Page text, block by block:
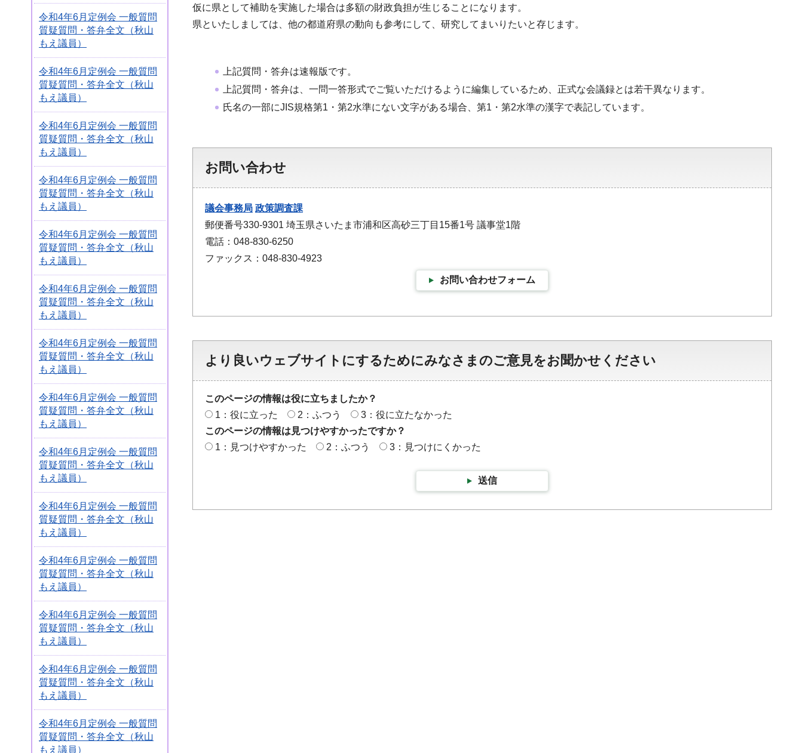
令和4年6月定例会 一般質問
質疑質問・答弁全文（秋山
もえ議員）
令和4年6月定例会 一般質問
質疑質問・答弁全文（秋山
もえ議員）
令和4年6月定例会 一般質問
質疑質問・答弁全文（秋山
もえ議員）
令和4年6月定例会 一般質問
質疑質問・答弁全文（秋山
もえ議員）
令和4年6月定例会 一般質問
質疑質問・答弁全文（秋山
もえ議員）
令和4年6月定例会 一般質問
質疑質問・答弁全文（秋山
もえ議員）
令和4年6月定例会 一般質問
質疑質問・答弁全文（秋山
もえ議員）
令和4年6月定例会 一般質問
質疑質問・答弁全文（秋山
もえ議員）
令和4年6月定例会 一般質問
質疑質問・答弁全文（秋山
もえ議員）
令和4年6月定例会 一般質問
質疑質問・答弁全文（秋山
もえ議員）
令和4年6月定例会 一般質問
質疑質問・答弁全文（秋山
もえ議員）
令和4年6月定例会 一般質問
質疑質問・答弁全文（秋山
もえ議員）
令和4年6月定例会 一般質問
質疑質問・答弁全文（秋山
もえ議員）
令和4年6月定例会 一般質問
質疑質問・答弁全文（秋山
もえ議員）
仮に県として補助を実施した場合は多額の財政負担が生じることになります。
県といたしましては、他の都道府県の動向も参考にして、研究してまいりたいと存じます。
上記質問・答弁は速報版です。
上記質問・答弁は、一問一答形式でご覧いただけるように編集しているため、正式な会議録とは若干異なります。
氏名の一部にJIS規格第1・第2水準にない文字がある場合、第1・第2水準の漢字で表記しています。
お問い合わせ
議会事務局 政策調査課
郵便番号330-9301 埼玉県さいたま市浦和区高砂三丁目15番1号 議事堂1階
電話：048-830-6250
ファックス：048-830-4923
お問い合わせフォーム
より良いウェブサイトにするためにみなさまのご意見をお聞かせください
このページの情報は役に立ちましたか？
1：役に立った
2：ふつう
3：役に立たなかった
このページの情報は見つけやすかったですか？
1：見つけやすかった
2：ふつう 3：見つけにくかった
送信